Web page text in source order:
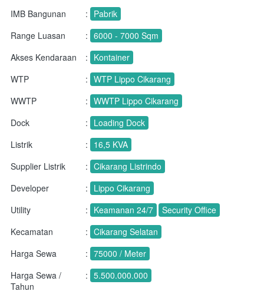
IMB Bangunan : Pabrik
Range Luasan
: 6000 - 7000 Sqm
Akses Kendaraan
: Kontainer
WTP
: WTP Lippo Cikarang
WWTP
: WWTP Lippo Cikarang
Dock
: Loading Dock
Listrik
: 16,5 KVA
Supplier Listrik
: Cikarang Listrindo
Developer
: Lippo Cikarang
Utility
: Keamanan 24/7
Security Office
Kecamatan
: Cikarang Selatan
Harga Sewa
: 75000 / Meter
Harga Sewa /
Tahun
: 5.500.000.000